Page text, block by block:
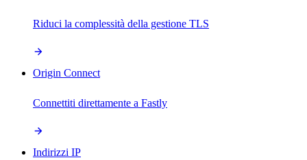
Riduci la complessità della gestione TLS
Origin Connect
Connettiti direttamente a Fastly
Indirizzi IP